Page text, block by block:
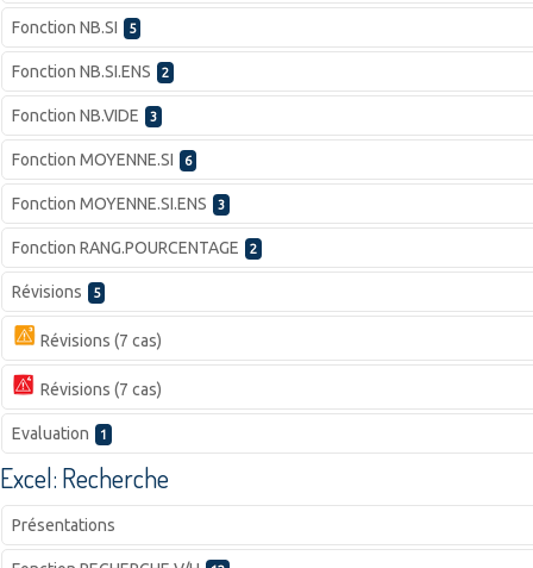
Fonction NB.SI 5
Fonction NB.SI.ENS 2
Fonction NB.VIDE 3
Fonction MOYENNE.SI 6
Fonction MOYENNE.SI.ENS 3
Fonction RANG.POURCENTAGE 2
Révisions 5
Révisions (7 cas)
Révisions (7 cas)
Evaluation 1
Excel: Recherche
Présentations